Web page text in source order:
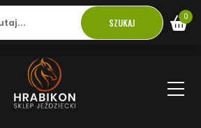
SZUKAJ 0